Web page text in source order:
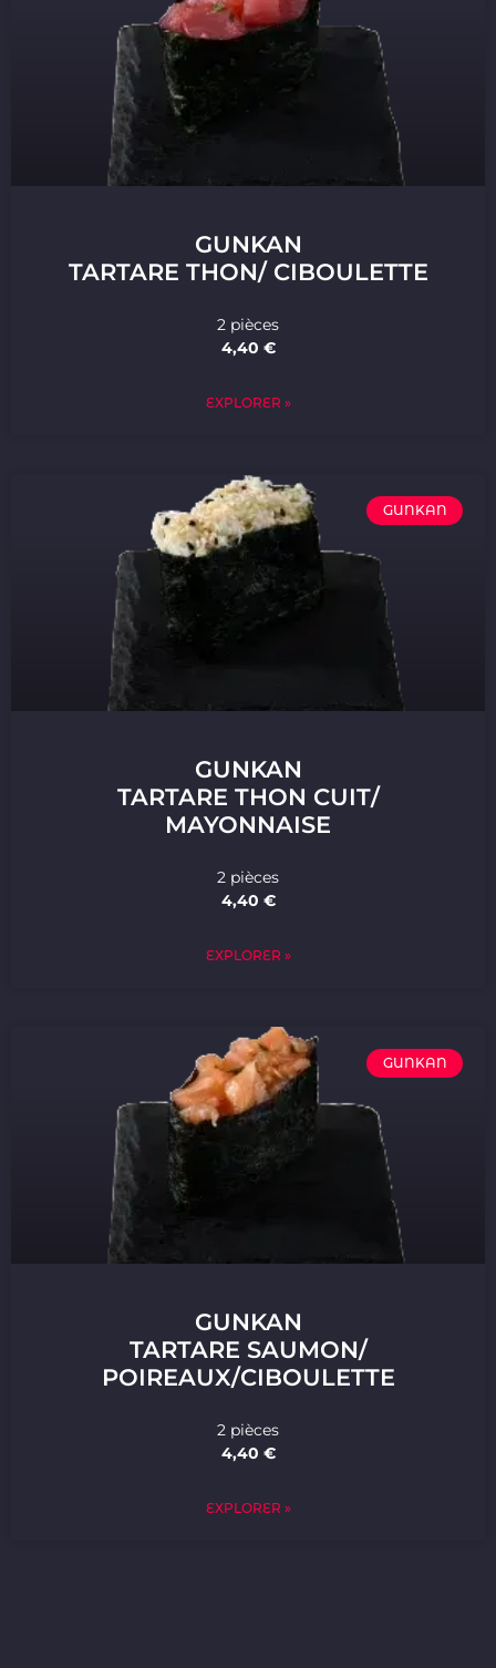
GUNKAN
TARTARE THON/ CIBOULETTE
2 pièces
4,40 €
EXPLORER »
GUNKAN
GUNKAN
TARTARE THON CUIT/
MAYONNAISE
2 pièces
4,40 €
EXPLORER »
GUNKAN
GUNKAN
TARTARE SAUMON/
POIREAUX/CIBOULETTE
2 pièces
4,40 €
EXPLORER »